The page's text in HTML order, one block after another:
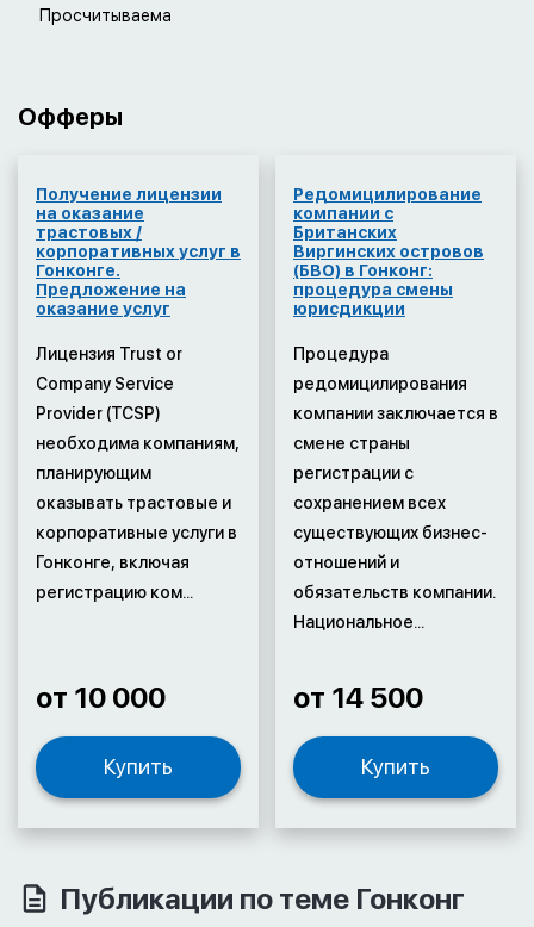
Просчитываема
Офферы
Получение лицензии
на оказание
трастовых /
корпоративных услуг в
Гонконге.
Предложение на
оказание услуг
Лицензия Trust or
Company Service
Provider (TCSP)
необходима компаниям,
планирующим
оказывать трастовые и
корпоративные услуги в
Гонконге, включая
регистрацию ком...
от 10 000
Купить
Редомицилирование
компании с
Британских
Виргинских островов
(БВО) в Гонконг:
процедура смены
юрисдикции
Процедура
редомицилирования
компании заключается в
смене страны
регистрации с
сохранением всех
существующих бизнес-
отношений и
обязательств компании.
Национальное...
от 14 500
Купить
Публикации по теме Гонконг